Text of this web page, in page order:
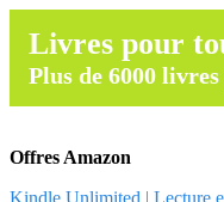
Livres pour
Plus de 6000
Offres Amazon
Kindle Unlimited | Lecture